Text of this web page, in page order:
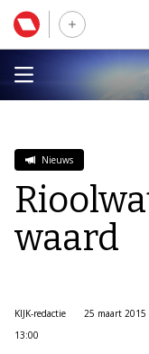
Nieuws
waard
KIJK-redactie
25 maart 2015
13:00